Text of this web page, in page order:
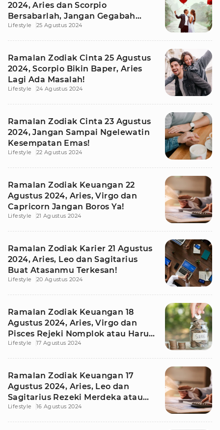
2024, Aries dan Scorpio
Bersabarlah, Jangan Gegabah
dalam Hubungan
Lifestyle 25 Agustus 2024
Ramalan Zodiak Cinta 25 Agustus
2024, Scorpio Bikin Baper, Aries
Lagi Ada Masalah!
Lifestyle 24 Agustus 2024
Ramalan Zodiak Cinta 23 Agustus
2024, Jangan Sampai Ngelewatin
Kesempatan Emas!
Lifestyle 22 Agustus 2024
Ramalan Zodiak Keuangan 22
Agustus 2024, Aries, Virgo dan
Capricorn Jangan Boros Ya!
Lifestyle 21 Agustus 2024
Ramalan Zodiak Karier 21 Agustus
2024, Aries, Leo dan Sagitarius
Buat Atasanmu Terkesan!
Lifestyle 20 Agustus 2024
Ramalan Zodiak Keuangan 18
Agustus 2024, Aries, Virgo dan
Pisces Rejeki Nomplok atau Harus
Irit?
Lifestyle 17 Agustus 2024
Ramalan Zodiak Keuangan 17
Agustus 2024, Aries, Leo dan
Sagitarius Rezeki Merdeka atau
Dompet Kosong
Lifestyle 16 Agustus 2024